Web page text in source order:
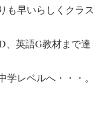
も早いらしくクラス
、英語G教材まで達
レベルへ・・・。